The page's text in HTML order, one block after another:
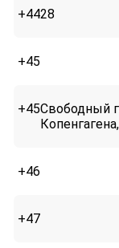
+4428
+45
+45Свободный
+46
+47